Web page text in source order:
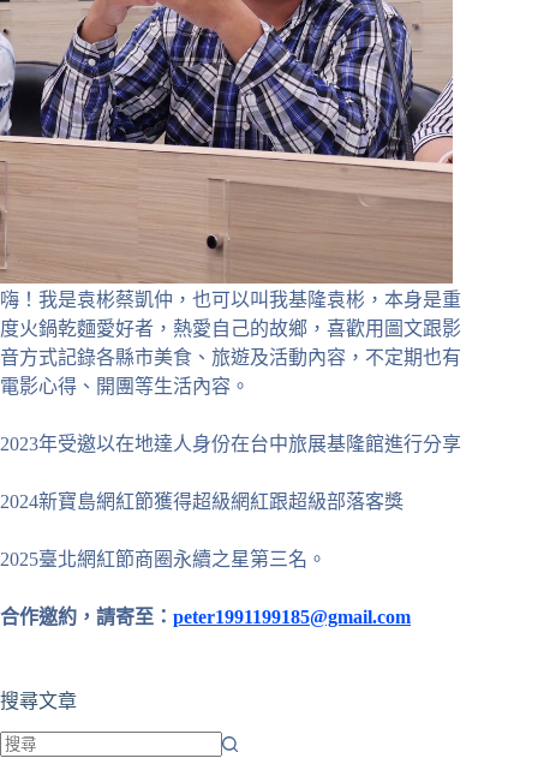
嗨！我是袁彬蔡凱仲，也可以叫我基隆袁彬，本身是重
度火鍋乾麵愛好者，熱愛自己的故鄉，喜歡用圖文跟影
音方式記錄各縣市美食、旅遊及活動內容，不定期也有
電影心得、開團等生活內容。
2023年受邀以在地達人身份在台中旅展基隆館進行分享
2024新寶島網紅節獲得超級網紅跟超級部落客獎
2025臺北網紅節商圈永續之星第三名。
合作邀約，請寄至： peter1991199185@gmail.com
搜尋文章